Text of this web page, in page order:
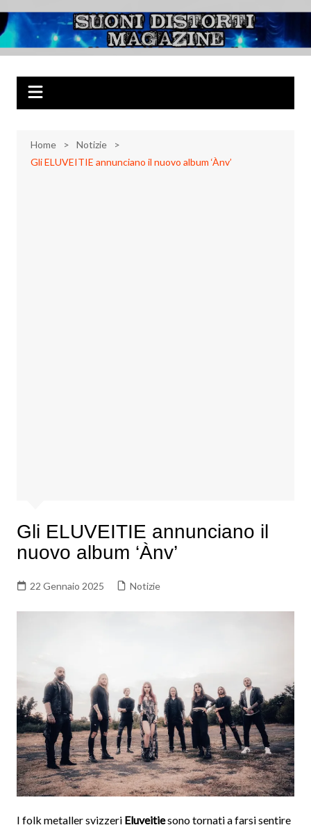
al
contenuto
Suoni Distorti
Magazine
Musica Rock, Metal, Punk e varie sonorità alternative
Home
Notizie
Gli ELUVEITIE annunciano il nuovo album ‘Ànv’
Gli ELUVEITIE annunciano il
nuovo album ‘Ànv’
22 Gennaio 2025 Notizie
I folk metaller svizzeri Eluveitiesono tornati a farsi sentire